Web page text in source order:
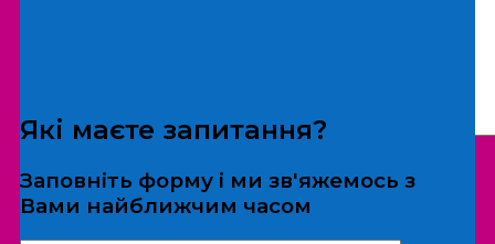
*Дані не передаються третім особам
Які маєте запитання?
Заповніть форму і ми зв'яжемось з
Вами найближчим часом